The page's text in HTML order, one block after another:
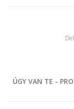
ÚGY VAN TE -